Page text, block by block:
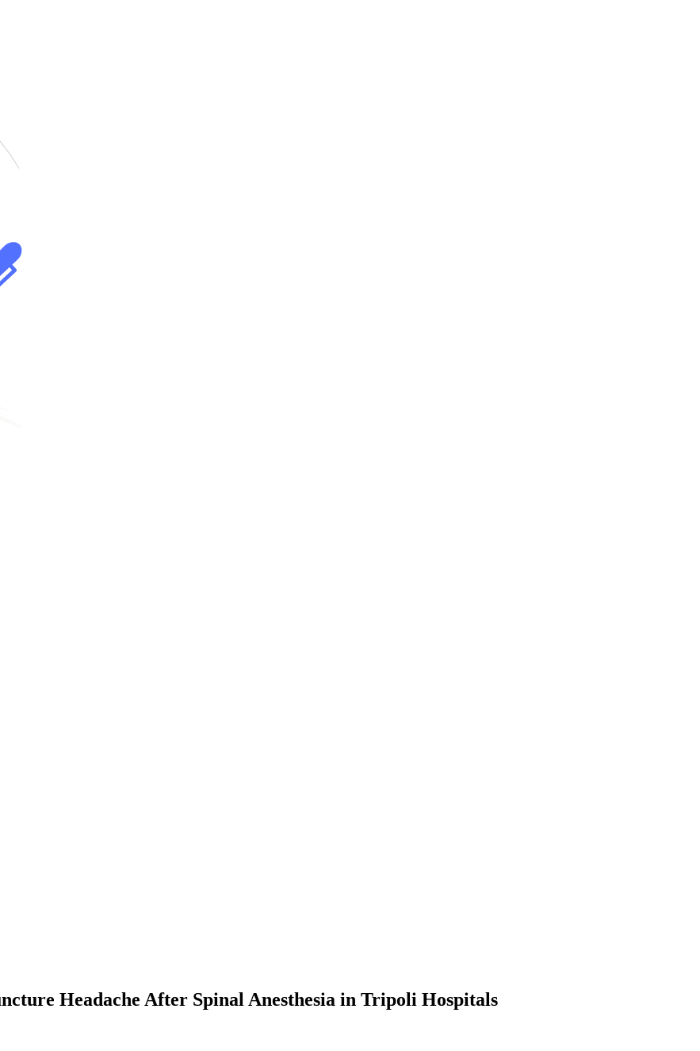
Headache After Spinal Anesthesia in Tripoli Hospitals